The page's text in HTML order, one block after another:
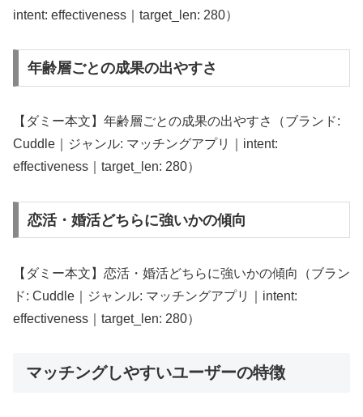
intent: effectiveness｜target_len: 280）
年齢層ごとの成果の出やすさ
【ダミー本文】年齢層ごとの成果の出やすさ（ブランド:
Cuddle｜ジャンル: マッチングアプリ｜intent:
effectiveness｜target_len: 280）
恋活・婚活どちらに強いかの傾向
【ダミー本文】恋活・婚活どちらに強いかの傾向（ブラン
ド: Cuddle｜ジャンル: マッチングアプリ｜intent:
effectiveness｜target_len: 280）
マッチングしやすいユーザーの特徴